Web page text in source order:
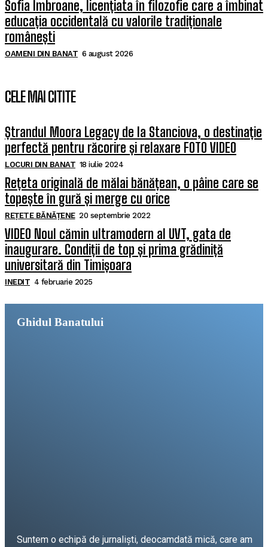
Sofia Imbroane, licențiata în filozofie care a îmbinat
educația occidentală cu valorile tradiționale
românești
OAMENI DIN BANAT 6 august 2026
CELE MAI CITITE
Ștrandul Moora Legacy de la Stanciova, o destinație
perfectă pentru răcorire și relaxare FOTO VIDEO
LOCURI DIN BANAT 18 iulie 2024
Rețeta originală de mălai bănățean, o pâine care se
topește în gură și merge cu orice
REȚETE BĂNĂȚENE 20 septembrie 2022
VIDEO Noul cămin ultramodern al UVT, gata de
inaugurare. Condiții de top și prima grădiniță
universitară din Timișoara
INEDIT 4 februarie 2025
Ghidul Banatului
Suntem o echipă de jurnaliști, deocamdată mică, care am